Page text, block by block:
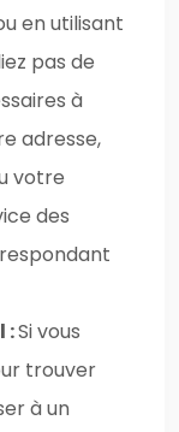
en utilisant
pas de
à
adresse,
votre
des
:Si vous
trouver
à un